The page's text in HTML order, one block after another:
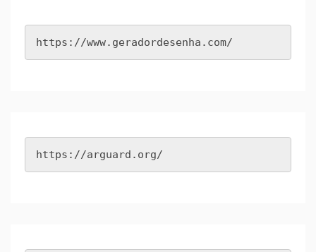
https://www.geradordesenha.com/
https://arguard.org/